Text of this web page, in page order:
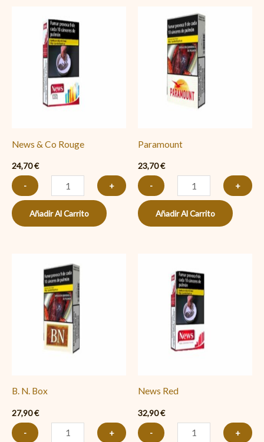
News & Co Rouge
24,70€
-
&
Co
Rouge
cantidad
+
Añadir Al Carrito
Paramount
23,70€
-
Paramount
cantidad
+
Añadir Al Carrito
B. N. Box
27,90€
-
N.
Box
cantidad
+
News Red
32,90€
-
Red
cantidad
+